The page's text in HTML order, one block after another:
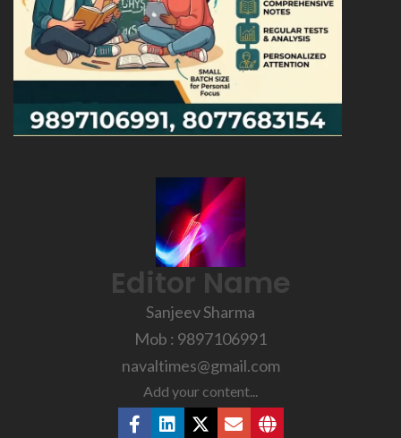
Editor Name
Sanjeev Sharma
Mob : 9897106991
navaltimes@gmail.com
Add your content...